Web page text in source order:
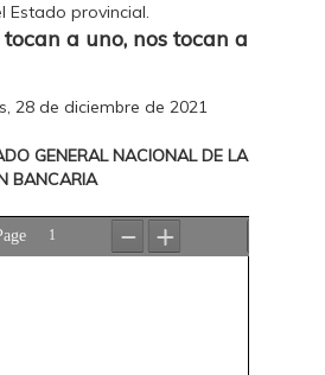
Estado provincial.
a uno, nos tocan a
28 de diciembre de 2021
GENERAL NACIONAL DE LA
BANCARIA